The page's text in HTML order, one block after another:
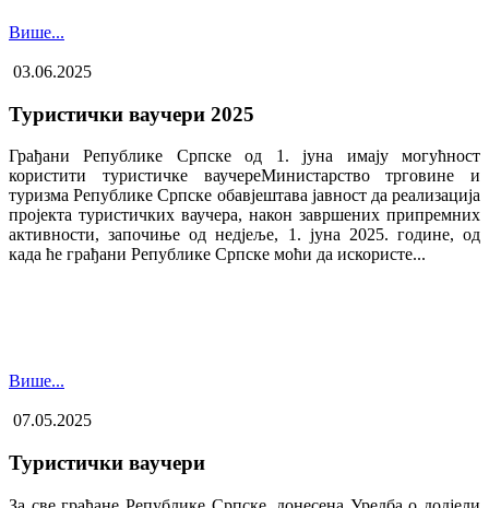
Више...
03.06.2025
Туристички ваучери 2025
Грађани Републике Српске од 1. јуна имају могућност
користити туристичке ваучере​Министарство трговине и
туризма Републике Српске обавјештава јавност да реализација
пројекта туристичких ваучера, након завршених припремних
активности, започиње од недјеље, 1. јуна 2025. године, од
када ће грађани Републике Српске моћи да искористе...
Више...
07.05.2025
Туристички ваучери